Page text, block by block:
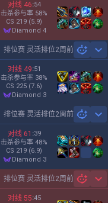
对线 46:54
击杀参与率 58%
CS 219 (5.9)
diamond 4
排位赛 灵活排位2周前
对线 49:51
击杀参与率 38%
CS 225 (7.6)
diamond 3
排位赛 灵活排位2周前
对线 61 :39
击杀参与率 48%
CS 219 (6.9)
diamond 3
排位赛 灵活排位2周前
对线 55:45